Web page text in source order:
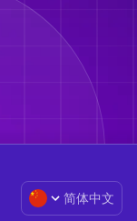
简体中文